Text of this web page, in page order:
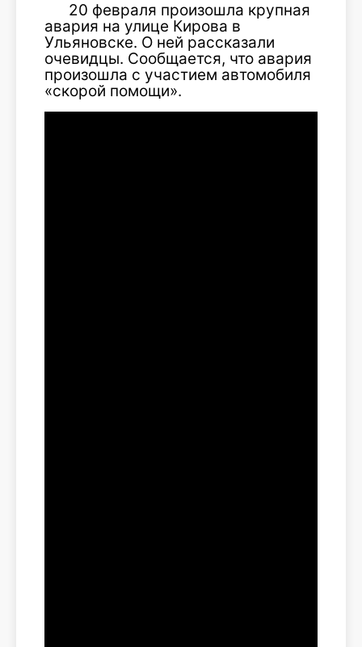
20 февраля произошла крупная
авария на улице Кирова в
Ульяновске. О ней рассказали
очевидцы. Сообщается, что авария
произошла с участием автомобиля
«скорой помощи».